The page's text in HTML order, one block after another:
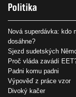
Politika
Nová superdávka: kdo
dosáhne?
Sjezd sudetských
Proč vláda zavádí
Padni komu padni
Výpověď z práce vzor
Divoký kačer